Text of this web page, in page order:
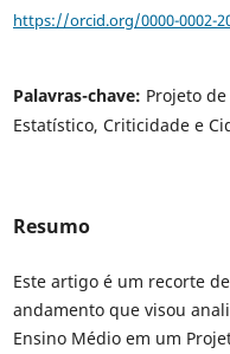
https://orcid.org/0000-0002-
Palavras-chave: Projeto
Estatístico, Criticidade e
Resumo
Este artigo é um recorte
andamento que visou
Ensino Médio em um